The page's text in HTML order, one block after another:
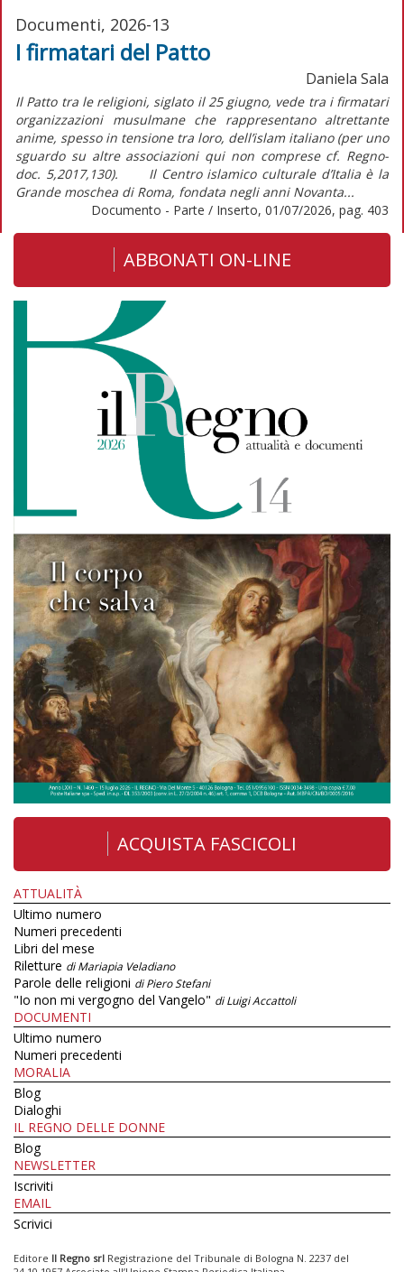
Documenti, 2026-13
I firmatari del Patto
Daniela Sala
Il Patto tra le religioni, siglato il 25 giugno, vede tra i firmatari
organizzazioni musulmane che rappresentano altrettante
anime, spesso in tensione tra loro, dell’islam italiano (per uno
sguardo su altre associazioni qui non comprese cf. Regno-
doc. 5,2017,130). Il Centro islamico culturale d’Italia è la
Grande moschea di Roma, fondata negli anni Novanta...
Documento - Parte / Inserto, 01/07/2026, pag. 403
ABBONATI ON-LINE
ACQUISTA FASCICOLI
ATTUALITÀ
Ultimo numero
Numeri precedenti
Libri del mese
Riletture di Mariapia Veladiano
Parole delle religioni di Piero Stefani
"Io non mi vergogno del Vangelo" di Luigi Accattoli
DOCUMENTI
Ultimo numero
Numeri precedenti
MORALIA
Blog
Dialoghi
IL REGNO DELLE DONNE
Blog
NEWSLETTER
Iscriviti
EMAIL
Scrivici
Editore Il Regno srl Registrazione del Tribunale di Bologna N. 2237 del